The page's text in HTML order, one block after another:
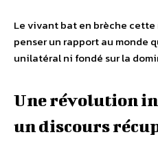
Le vivant bat en brèche
penser un rapport au monde
unilatéral ni fondé sur la
Une révolution
un discours